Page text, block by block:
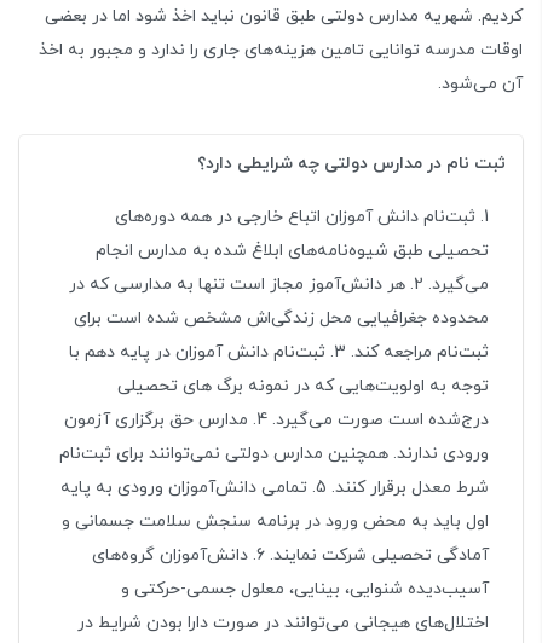
کردیم. شهریه مدارس دولتی طبق قانون نباید اخذ شود اما در بعضی‌
اوقات مدرسه توانایی تامین هزینه‌های جاری را ندارد و مجبور به اخذ
آن می‌شود.
ثبت نام در مدارس دولتی چه شرایطی دارد؟
1. ثبت‌نام دانش آموزان اتباع خارجی در همه دوره‌های
تحصیلی طبق شیوه‌نامه‌های ابلاغ شده به مدارس انجام
می‌گیرد. 2. هر دانش‌آموز مجاز است تنها به مدارسی که در
محدوده جغرافیایی محل زندگی‌اش مشخص شده است برای
ثبت‌نام مراجعه کند. 3. ثبت‌نام دانش آموزان در پایه دهم با
توجه به اولویت‌هایی که در نمونه برگ های تحصیلی
درج‌شده است صورت می‌گیرد. 4. مدارس حق برگزاری آزمون
ورودی ندارند. همچنین مدارس دولتی نمی‌توانند برای ثبت‌نام
شرط معدل برقرار کنند. 5. تمامی دانش‌آموزان ورودی به پایه
اول باید به محض ورود در برنامه سنجش سلامت جسمانی و
آمادگی تحصیلی شرکت نمایند. 6. دانش‌آموزان گروه‌های
آسیب‌دیده شنوایی، بینایی، معلول جسمی-حرکتی و
اختلال‌های هیجانی می‌توانند در صورت دارا بودن شرایط در